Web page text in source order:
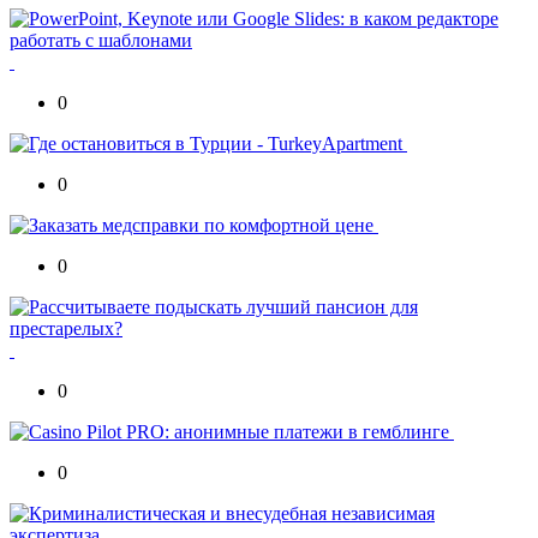
0
0
0
0
0